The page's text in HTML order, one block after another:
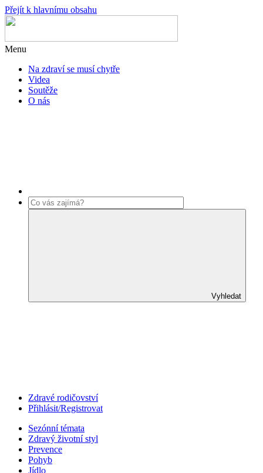
Přejít k hlavnímu obsahu
Menu
Na zdraví se musí chytře
Videa
Soutěže
O nás
Vyhledat
Zdravé rodičovství
Přihlásit/Registrovat
Sezónní témata
Zdravý životní styl
Prevence
Pohyb
Jídlo